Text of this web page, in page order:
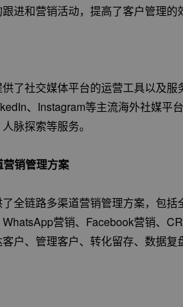
进和营销活动，提高了客户管理的
了社交媒体平台的运营工具以及
、Instagram等主流海外社媒平
脉探索等服务。
销管理方案
全链路多渠道营销管理方案，包
营销、Facebook营销、
户、管理客户、转化留存、数据